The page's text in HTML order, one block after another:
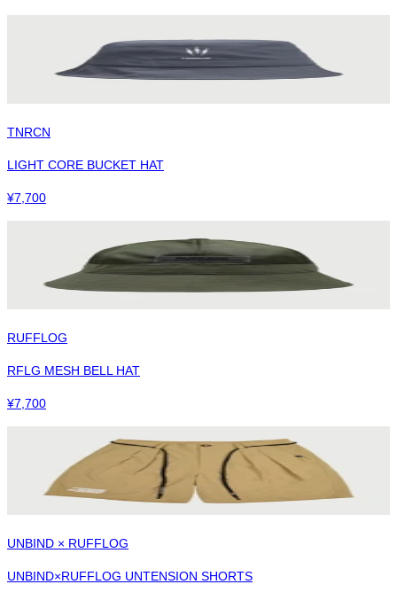
TNRCN
LIGHT CORE BUCKET HAT
¥7,700
RUFFLOG
RFLG MESH BELL HAT
¥7,700
UNBIND × RUFFLOG
UNBIND×RUFFLOG UNTENSION SHORTS